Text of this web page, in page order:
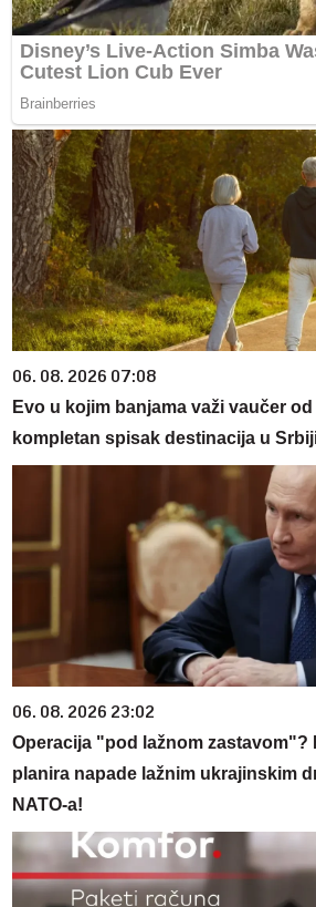
06. 08. 2026 07:08
Evo u kojim banjama važi vaučer od
kompletan spisak destinacija u
06. 08. 2026 23:02
Operacija "pod lažnom zastavom"?
planira napade lažnim ukrajinskim
NATO-a!